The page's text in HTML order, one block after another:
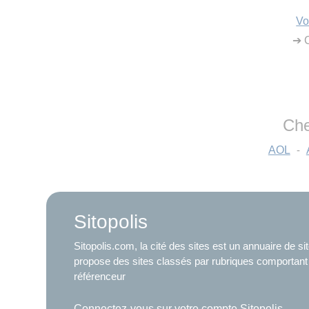
➔
AOL -
Sitopolis
Sitopolis.com, la cité des sites est un annuaire de
propose des sites classés par rubriques
référenceur